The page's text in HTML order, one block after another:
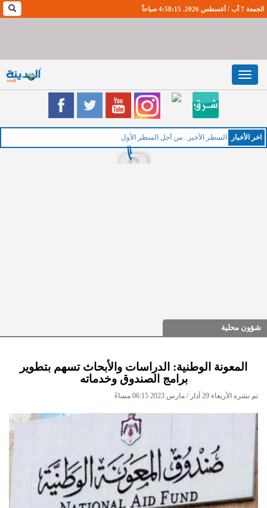
الجمعة 7 آب / أغسطس 2026. 4:58:16 صباحاً
Toggle
navigation
اخر اﻷخبار
شؤون محلية
المعونة الوطنية: الدراسات والأبحاث تسهم بتطوير
برامج الصندوق وخدماته
تم نشره الأربعاء 29 آذار / مارس 2023 06:15 مساءً